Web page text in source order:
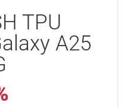
TPU
A25